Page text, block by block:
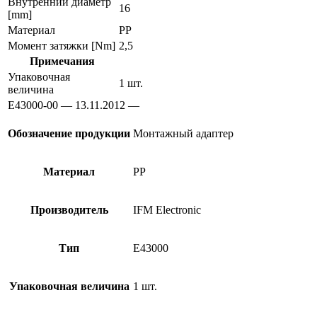
[mm]
16
Материал
PP
Момент затяжки [Nm] 2,5
Примечания
Упаковочная
величина
1 шт.
E43000-00 — 13.11.2012 —
Обозначение продукции Монтажный адаптер
Материал PP
Производитель IFM Electronic
Тип E43000
Упаковочная величина 1 шт.